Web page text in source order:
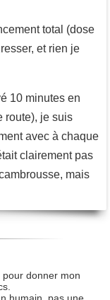
total (dose
et rien je
10 minutes en
route), je suis
avec à chaque
clairement pas
mais
pour donner mon